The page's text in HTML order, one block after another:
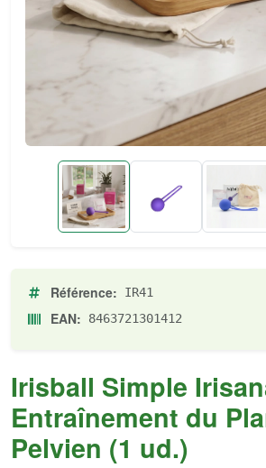
Référence: IR41
EAN: 8463721301412
Irisball Simple
Entraînement du
Pelvien (1 ud.)